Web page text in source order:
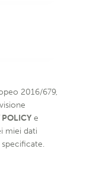
2016/679,
POLICYe
miei dati
specificate.